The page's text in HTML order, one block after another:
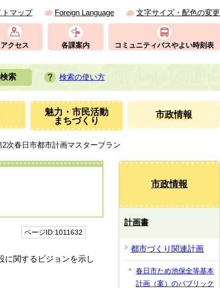
トマップ Foreign Language 文字サイズ・配色の変更
アクセス 各課案内 コミュニティバスやよい時刻表
検索の使い方
魅力・市民活動
まちづくり
市政情報
2次春日市都市計画マスタープラン
ページID:1011632
に関するビジョンを示し
市政情報
計画書
都市づくり関連計画
春日市ため池保全等基本
計画（案）のパブリック